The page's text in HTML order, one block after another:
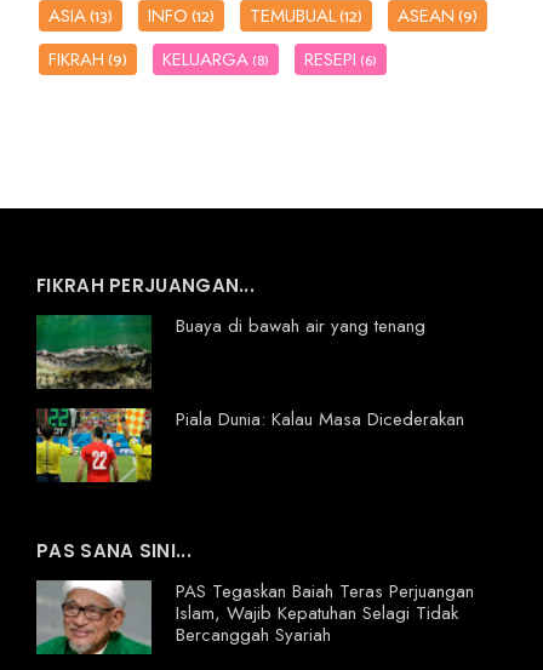
ASIA(13) INFO(12) TEMUBUAL(12) ASEAN(9)
FIKRAH(9) KELUARGA (8) RESEPI (6)
FIKRAH PERJUANGAN...
Buaya di bawah air yang tenang
Piala Dunia: Kalau Masa Dicederakan
PAS SANA SINI...
PAS Tegaskan Baiah Teras Perjuangan
Islam, Wajib Kepatuhan Selagi Tidak
Bercanggah Syariah